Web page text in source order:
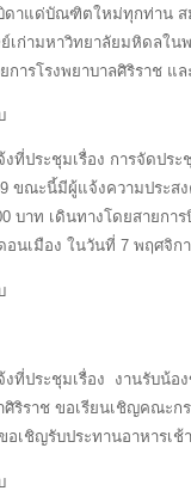
ดาแด่บัณฑิตใหม่ทุกท่าน
เก่ามหาวิทยาลัยมหิดลใ
การโรงพยาบาลศิริราช
ที่ประชุมเรื่อง การจัดปร
ขณะนี้มีผู้แจ้งความประส
บาท เดินทางโดยสายกา
นเมือง ในวันที่ 7 พฤศจิกา
ที่ประชุมเรื่อง งานรับน้อ
ริราช ขอเรียนเชิญคณะก
เชิญรับประทานอาหารเช้